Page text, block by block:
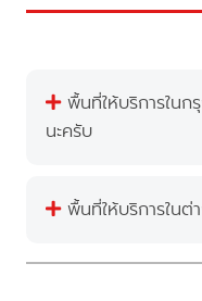
พื้นที่ให้บริการใน
นะครับ
พื้นที่ให้บริการในต่